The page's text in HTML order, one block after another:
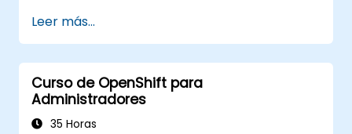
en contenedores utilizando Spring Cloud y
Docker.
Integrar microservicios con servicios de
descubrimiento y la pasarela API de
Spring Cloud.
Usar Docker Compose para pruebas de
Leer más...
Curso de OpenShift para
Administradores
35 Horas